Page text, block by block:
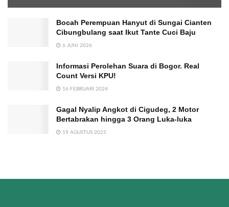
Bocah Perempuan Hanyut di Sungai Cianten
Cibungbulang saat Ikut Tante Cuci Baju
6 JUNI 2026
Informasi Perolehan Suara di Bogor. Real
Count Versi KPU!
16 FEBRUARI 2024
Gagal Nyalip Angkot di Cigudeg, 2 Motor
Bertabrakan hingga 3 Orang Luka-luka
19 AGUSTUS 2025